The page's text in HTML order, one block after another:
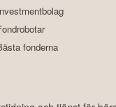
fonderna